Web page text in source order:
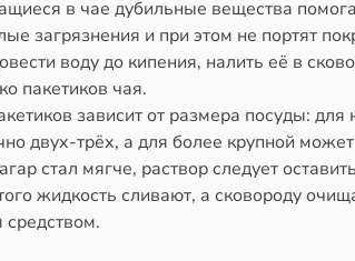
в чае дубильные вещества
загрязнения и при этом не портят
воду до кипения, налить её в
пакетиков чая.
зависит от размера посуды:
двух-трёх, а для более крупной
стал мягче, раствор следует
жидкость сливают, а сковороду